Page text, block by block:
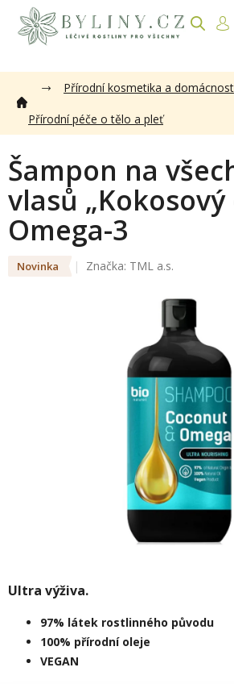
obsah
Přírodní kosmetika a domácnost
Přírodní péče o tělo a pleť
Šampon na
vlasů „Kokosový
Omega-3
Novinka Značka: TML a.s.
Ultra výživa.
97% látek rostlinného původu
100% přírodní oleje
VEGAN